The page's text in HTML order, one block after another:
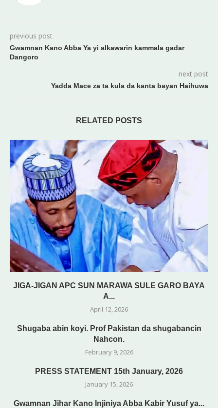
previous post
Gwamnan Kano Abba Ya yi alkawarin kammala gadar
Dangoro
next post
Yadda Mace za ta kula da kanta bayan Haihuwa
RELATED POSTS
JIGA-JIGAN APC SUN MARAWA SULE GARO BAYA
A...
April 12, 2026
Shugaba abin koyi. Prof Pakistan da shugabancin
Nahcon.
February 9, 2026
PRESS STATEMENT 15th January, 2026
January 15, 2026
Gwamnan Jihar Kano Injiniya Abba Kabir Yusuf ya...